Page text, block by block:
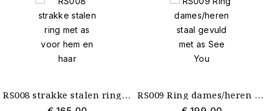
RS008 strakke stalen ring met as voor hem en haar RS009 Ring dames/heren staal gevuld met as See You